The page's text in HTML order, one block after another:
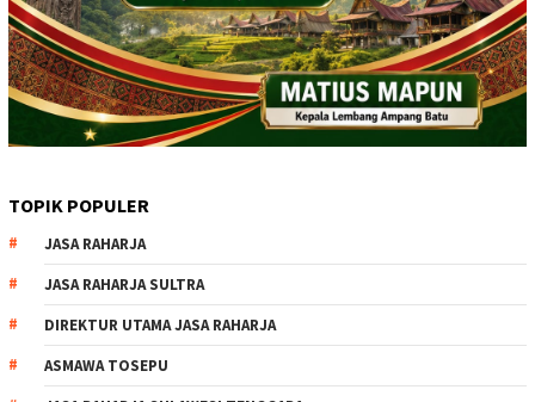
TOPIK POPULER
JASA RAHARJA
JASA RAHARJA SULTRA
DIREKTUR UTAMA JASA RAHARJA
ASMAWA TOSEPU